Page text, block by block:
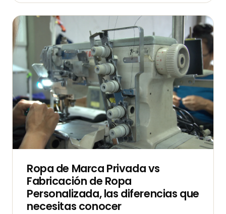
Ropa de Marca Privada vs
Fabricación de Ropa
Personalizada, las diferencias que
necesitas conocer